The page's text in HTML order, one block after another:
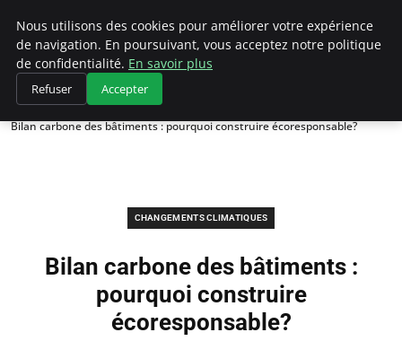
Climategatecountryclub.com
Accueil
Changements climatiques
Bilan carbone des bâtiments : pourquoi construire écoresponsable?
CHANGEMENTS CLIMATIQUES
Bilan carbone des bâtiments :
pourquoi construire
écoresponsable?
Nous utilisons des cookies pour améliorer votre expérience
de navigation. En poursuivant, vous acceptez notre politique
de confidentialité. En savoir plus
Refuser Accepter